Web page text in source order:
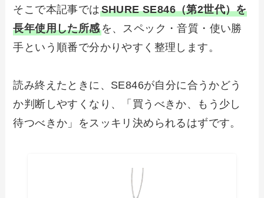
そこで本記事ではSHURE SE846（第2世代）を
長年使用した所感を、スペック・音質・使い勝
手という順番で分かりやすく整理します。
読み終えたときに、SE846が自分に合うかどう
か判断しやすくなり、「買うべきか、もう少し
待つべきか」をスッキリ決められるはずです。